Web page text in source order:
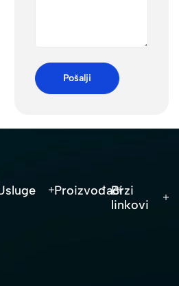
ProizvođačiBrzi
linkovi